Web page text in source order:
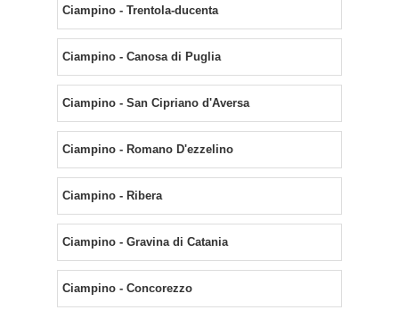
Ciampino - Trentola-ducenta
Ciampino - Canosa di Puglia
Ciampino - San Cipriano d'Aversa
Ciampino - Romano D'ezzelino
Ciampino - Ribera
Ciampino - Gravina di Catania
Ciampino - Concorezzo